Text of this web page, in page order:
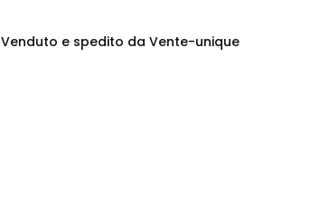
Venduto e spedito da Vente-unique